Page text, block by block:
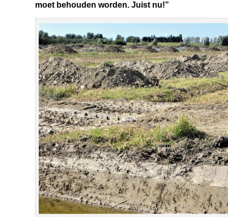
moet behouden worden. Juist nu!”